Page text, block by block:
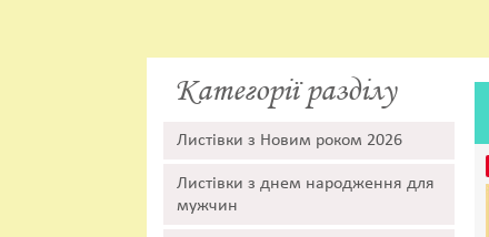
Категорії разділу
Листівки з Новим роком 2026
Листівки з днем народження для
мужчин